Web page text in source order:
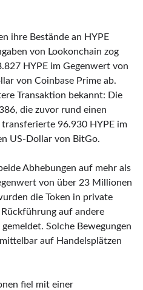
ihre Bestände an HYPE
von Lookonchain zog
HYPE im Gegenwert von
von Coinbase Prime ab.
Transaktion bekannt: Die
die zuvor rund einen
96.930 HYPE im
US-Dollar von BitGo.
Abhebungen auf mehr als
von über 23 Millionen
die Token in private
auf andere
Solche Bewegungen
auf Handelsplätzen
fiel mit einer